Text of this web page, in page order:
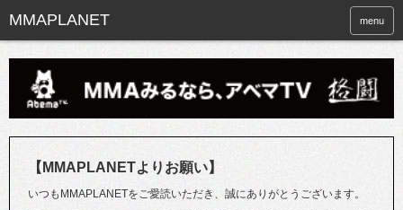
menu
【MMAPLANETよりお願い】
いつもMMAPLANETをご愛読いただき、誠にありがとうございます。